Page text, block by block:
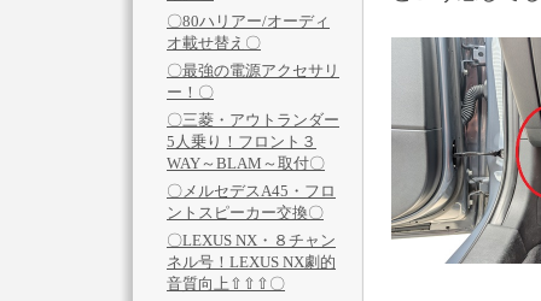
〇80ハリアー/オーディ
オ載せ替え〇
〇最強の電源アクセサリ
ー！〇
〇三菱・アウトランダー
5人乗り！フロント３
WAY～BLAM～取付〇
〇メルセデスA45・フロ
ントスピーカー交換〇
〇LEXUS NX・８チャン
ネル号！LEXUS NX劇的
音質向上⇧⇧⇧〇